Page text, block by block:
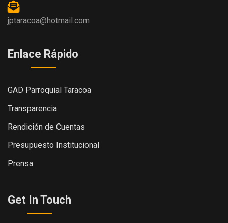
jptaracoa@hotmail.com
Enlace Rápido
GAD Parroquial Taracoa
Transparencia
Rendición de Cuentas
Presupuesto Institucional
Prensa
Get In Touch